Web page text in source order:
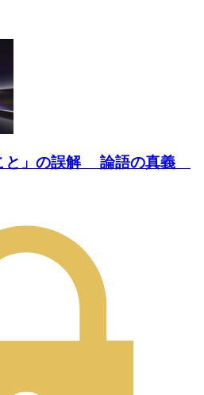
と」の誤解 論語の真義